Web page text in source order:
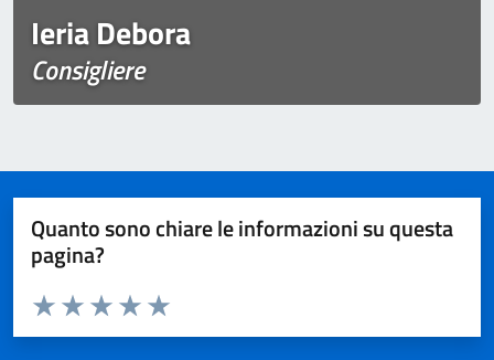
Ieria Debora
Consigliere
Quanto sono chiare le informazioni su questa
pagina?
Domanda
Valuta da 1 a 5 stelle la pagina
Valuta 5 stelle su 5
Valuta 4 stelle su 5
Valuta 3 stelle su 5
Valuta 2 stelle su 5
Valuta 1 stelle su 5